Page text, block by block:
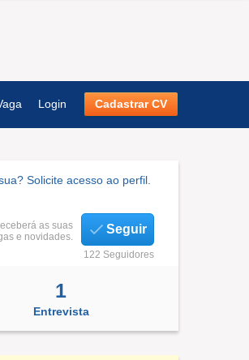
Login Cadastrar CV
Solicite acesso ao perfil.
as suas
e novidades.
Seguir
122 Seguidores
1
Entrevista